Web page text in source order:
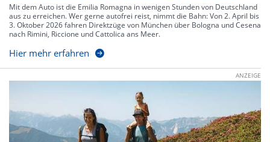
Mit dem Auto ist die Emilia Romagna in wenigen Stunden von Deutschland
aus zu erreichen. Wer gerne autofrei reist, nimmt die Bahn: Von 2. April bis
3. Oktober 2026 fahren Direktzüge von München über Bologna und Cesena
nach Rimini, Riccione und Cattolica ans Meer.
Hier mehr erfahren
ANZEIGE